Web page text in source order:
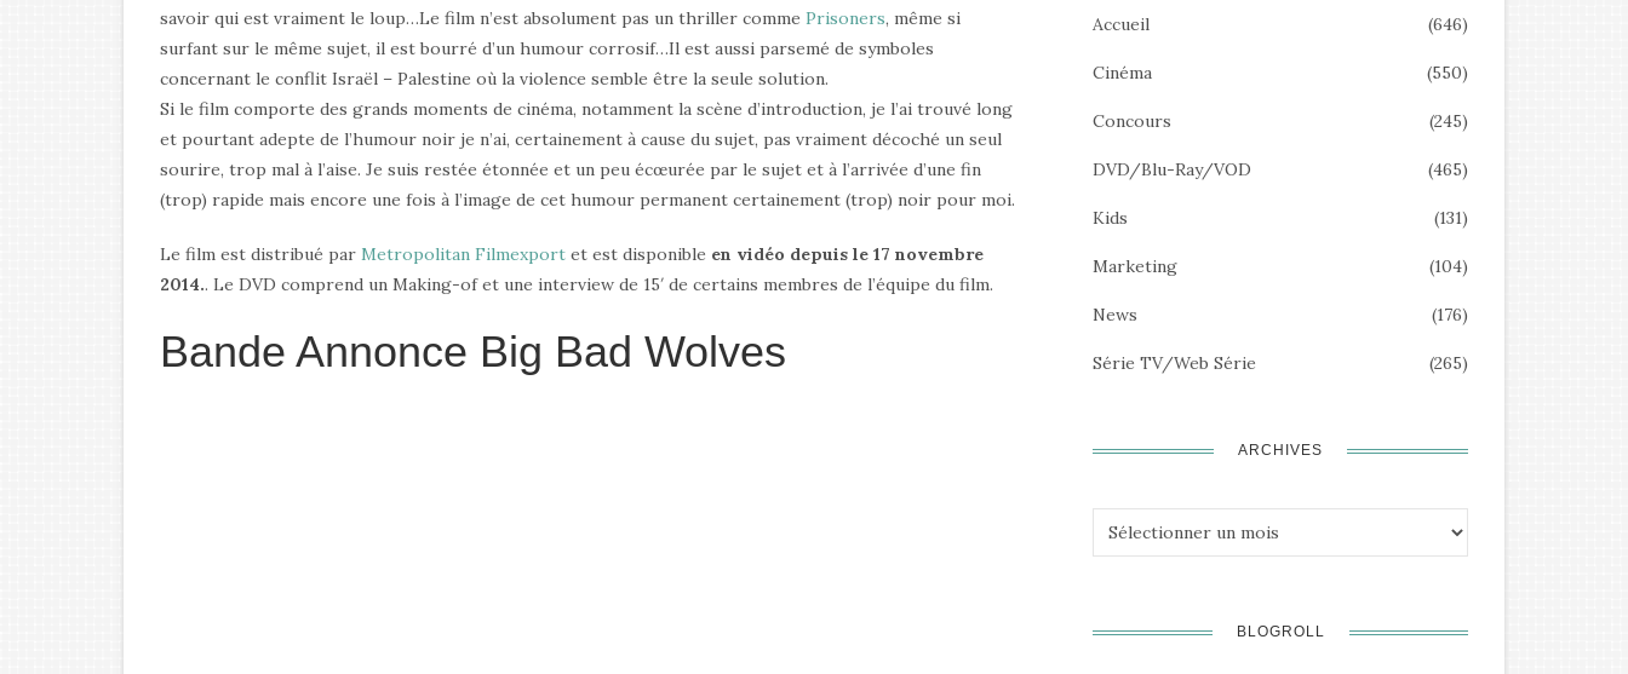
savoir qui est vraiment le loup…Le film n’est absolument pas un thriller comme Prisoners, même si
surfant sur le même sujet, il est bourré d’un humour corrosif…Il est aussi parsemé de symboles
concernant le conflit Israël – Palestine où la violence semble être la seule solution.
Si le film comporte des grands moments de cinéma, notamment la scène d’introduction, je l’ai trouvé long
et pourtant adepte de l’humour noir je n’ai, certainement à cause du sujet, pas vraiment décoché un seul
sourire, trop mal à l’aise. Je suis restée étonnée et un peu écœurée par le sujet et à l’arrivée d’une fin
(trop) rapide mais encore une fois à l’image de cet humour permanent certainement (trop) noir pour moi.
Le film est distribué par Metropolitan Filmexport et est disponible en vidéo depuis le 17 novembre
2014.. Le DVD comprend un Making-of et une interview de 15′ de certains membres de l’équipe du film.
Bande Annonce Big Bad Wolves
Accueil (646)
Cinéma (550)
Concours (245)
DVD/Blu-Ray/VOD (465)
Kids (131)
Marketing (104)
News (176)
Série TV/Web Série (265)
ARCHIVES
Archives
BLOGROLL